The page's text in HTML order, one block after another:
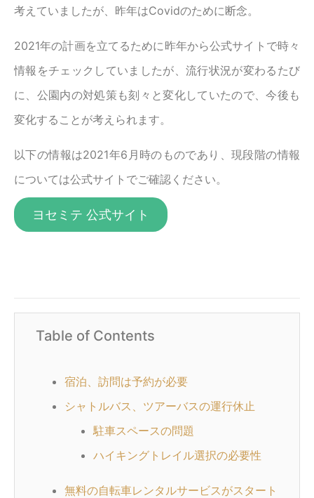
考えていましたが、昨年はCovidのために断念。
2021年の計画を立てるために昨年から公式サイトで時々
情報をチェックしていましたが、流行状況が変わるたび
に、公園内の対処策も刻々と変化していたので、今後も
変化することが考えられます。
以下の情報は2021年6月時のものであり、現段階の情報
については公式サイトでご確認ください。
ヨセミテ 公式サイト
Table of Contents
宿泊、訪問は予約が必要
シャトルバス、ツアーバスの運行休止
駐車スペースの問題
ハイキングトレイル選択の必要性
無料の自転車レンタルサービスがスタート